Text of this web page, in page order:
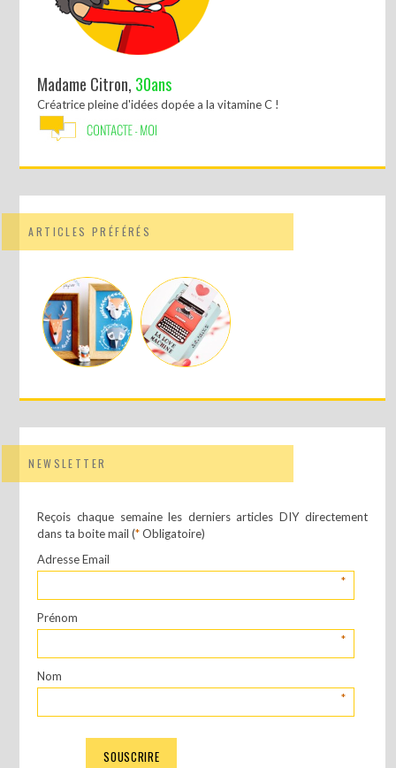
Madame Citron, 30ans
Créatrice pleine d'idées dopée a la vitamine C !
ARTICLES PRÉFÉRÉS
NEWSLETTER
Reçois chaque semaine les derniers articles DIY directement
dans ta boite mail (*Obligatoire)
Adresse Email
*
Prénom
*
Nom
*